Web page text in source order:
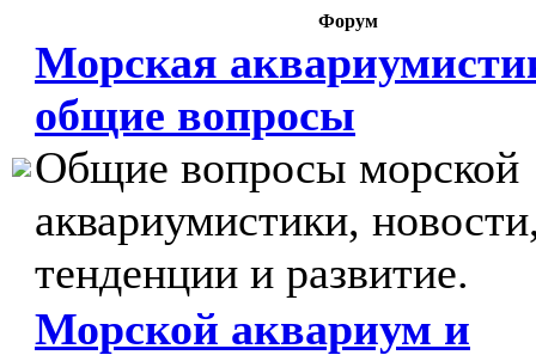
Форум
Морская
общие вопросы
Общие вопросы морской
аквариумистики,
тенденции и развитие.
Морской аквариум и